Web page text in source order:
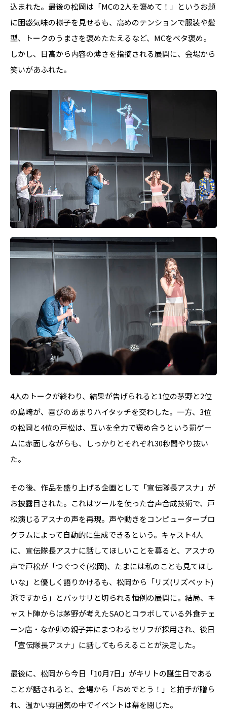
込まれた。最後の松岡は「MCの2人を褒めて！」というお題
に困惑気味の様子を見せるも、高めのテンションで服装や髪
型、トークのうまさを褒めたたえるなど、MCをベタ褒め。
しかし、日高から内容の薄さを指摘される展開に、会場から
笑いがあふれた。
4人のトークが終わり、結果が告げられると1位の茅野と2位
の島崎が、喜びのあまりハイタッチを交わした。一方、3位
の松岡と4位の戸松は、互いを全力で褒め合うという罰ゲー
ムに赤面しながらも、しっかりとそれぞれ30秒間やり抜い
た。
その後、作品を盛り上げる企画として「宣伝隊長アスナ」が
お披露目された。これはツールを使った音声合成技術で、戸
松演じるアスナの声を再現。声や動きをコンピュータープロ
グラムによって自動的に生成できるという。キャスト4人
に、宣伝隊長アスナに話してほしいことを募ると、アスナの
声で戸松が「つぐつぐ(松岡)、たまには私のことも見てほし
いな」と優しく語りかけるも、松岡から「リズ(リズベット)
派ですから」とバッサリと切られる恒例の展開に。結局、キ
ャスト陣からは茅野が考えたSAOとコラボしている外食チェ
ーン店・なか卯の親子丼にまつわるセリフが採用され、後日
「宣伝隊長アスナ」に話してもらえることが決定した。
最後に、松岡から今日「10月7日」がキリトの誕生日である
ことが話されると、会場から「おめでとう！」と拍手が贈ら
れ、温かい雰囲気の中でイベントは幕を閉じた。